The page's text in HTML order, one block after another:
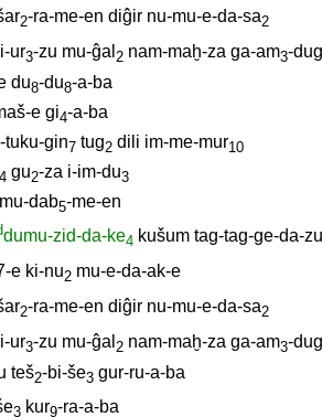
2-ra-me-en diĝir nu-mu-e-da-sa2
ur3-zu mu-ĝal 2 nam-maḫ-za ga-am3-dug
du8-du8-a-ba
e gi4-a-ba
tuku-gin7 tug2 dili im-me-mur10
4 gu2-za i-im-du3
mu-dab5-me-en
dumu-zid-da-ke4 kušum tag-tag-ge-da-
e ki-nu2 mu-e-da-ak-e
2-ra-me-en diĝir nu-mu-e-da-sa2
ur3-zu mu-ĝal 2 nam-maḫ-za ga-am3-dug
teš2-bi-še3 gur-ru-a-ba
3 kur9-ra-a-ba